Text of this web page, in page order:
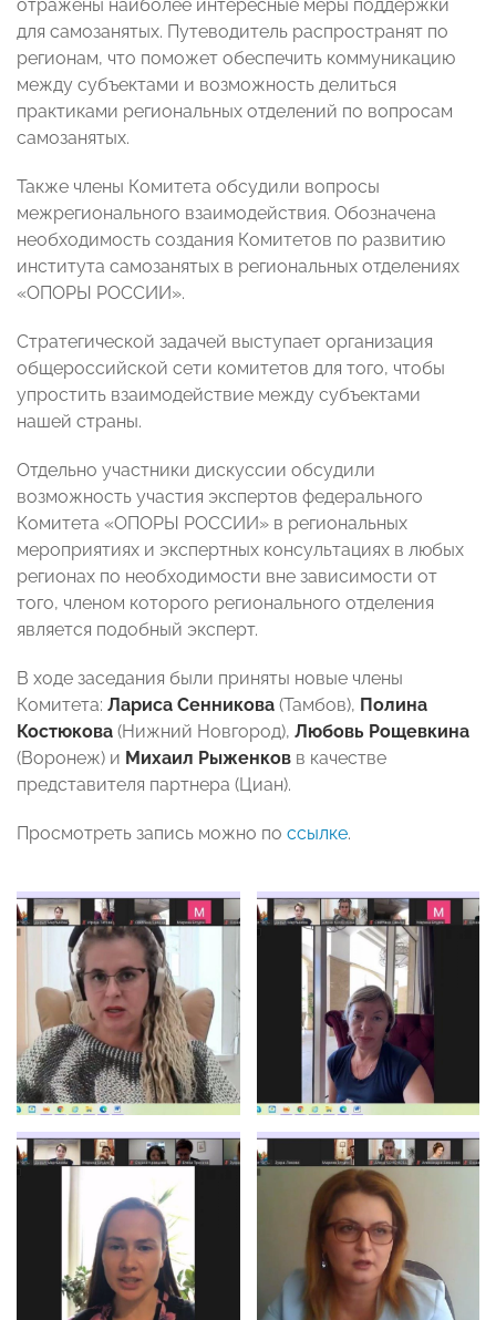
отражены наиболее интересные меры поддержки
для самозанятых. Путеводитель распространят по
регионам, что поможет обеспечить коммуникацию
между субъектами и возможность делиться
практиками региональных отделений по вопросам
самозанятых.
Также члены Комитета обсудили вопросы
межрегионального взаимодействия. Обозначена
необходимость создания Комитетов по развитию
института самозанятых в региональных отделениях
«ОПОРЫ РОССИИ».
Стратегической задачей выступает организация
общероссийской сети комитетов для того, чтобы
упростить взаимодействие между субъектами
нашей страны.
Отдельно участники дискуссии обсудили
возможность участия экспертов федерального
Комитета «ОПОРЫ РОССИИ» в региональных
мероприятиях и экспертных консультациях в любых
регионах по необходимости вне зависимости от
того, членом которого регионального отделения
является подобный эксперт.
В ходе заседания были приняты новые члены
Комитета: Лариса Сенникова (Тамбов), Полина
Костюкова (Нижний Новгород), Любовь Рощевкина
(Воронеж) и Михаил Рыженков в качестве
представителя партнера (Циан).
Просмотреть запись можно по ссылке.